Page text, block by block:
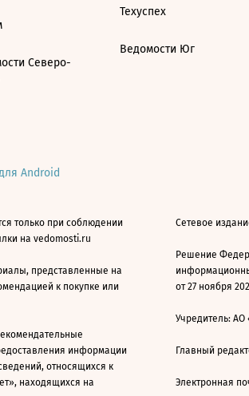
Северо-
Техуспех
Ведомости Юг
Android
только при соблюдении
на vedomosti.ru
представленные на
к покупке или
информации
относящихся к
находящихся на
Сетевое
Решение
от 27 ноября
Учредитель:
Главный
Электронная